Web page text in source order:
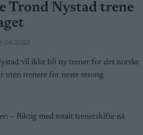
Trond Nystad trene
vil ikke bli ny trener for det norske
uten trenere for neste sesong.